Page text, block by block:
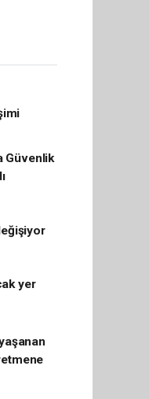
Güvenlik
yer